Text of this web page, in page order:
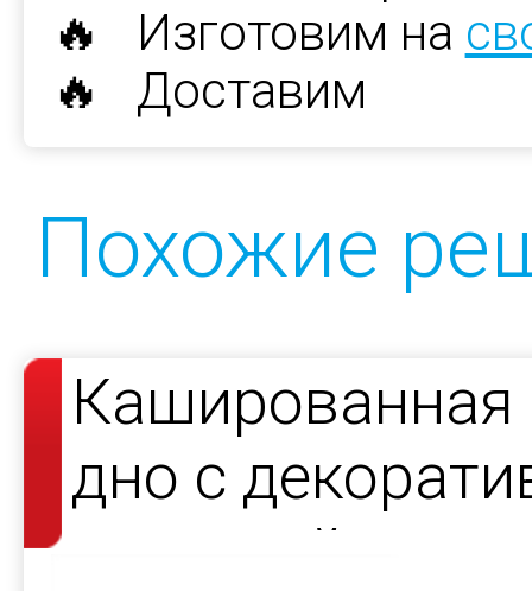
🔥 Изготовим на
🔥 Доставим
Похожие
дно с
атласной